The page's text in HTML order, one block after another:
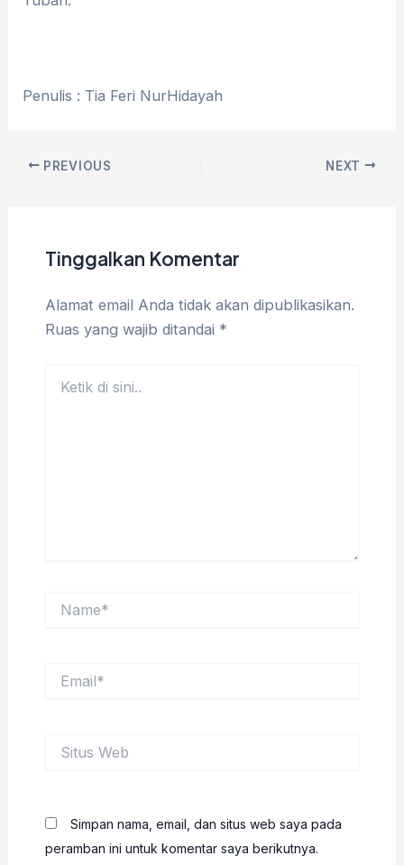
Penulis : Tia Feri NurHidayah
PREVIOUS NEXT
Tinggalkan Komentar
Alamat email Anda tidak akan dipublikasikan.
Ruas yang wajib ditandai *
Web
Simpan nama, email, dan situs web saya pada
peramban ini untuk komentar saya berikutnya.